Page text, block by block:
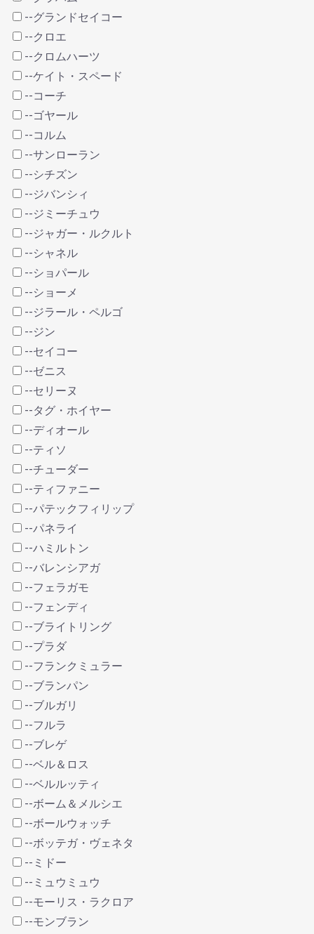
--グランドセイコー
--クロエ
--クロムハーツ
--ケイト・スペード
--コーチ
--ゴヤール
--コルム
--サンローラン
--シチズン
--ジバンシィ
--ジミーチュウ
--ジャガー・ルクルト
--シャネル
--ショパール
--ショーメ
--ジラール・ペルゴ
--ジン
--セイコー
--ゼニス
--セリーヌ
--タグ・ホイヤー
--ディオール
--ティソ
--チューダー
--ティファニー
--パテックフィリップ
--パネライ
--ハミルトン
--バレンシアガ
--フェラガモ
--フェンディ
--ブライトリング
--プラダ
--フランクミュラー
--ブランパン
--ブルガリ
--フルラ
--ブレゲ
--ベル＆ロス
--ベルルッティ
--ボーム＆メルシエ
--ボールウォッチ
--ボッテガ・ヴェネタ
--ミドー
--ミュウミュウ
--モーリス・ラクロア
--モンブラン